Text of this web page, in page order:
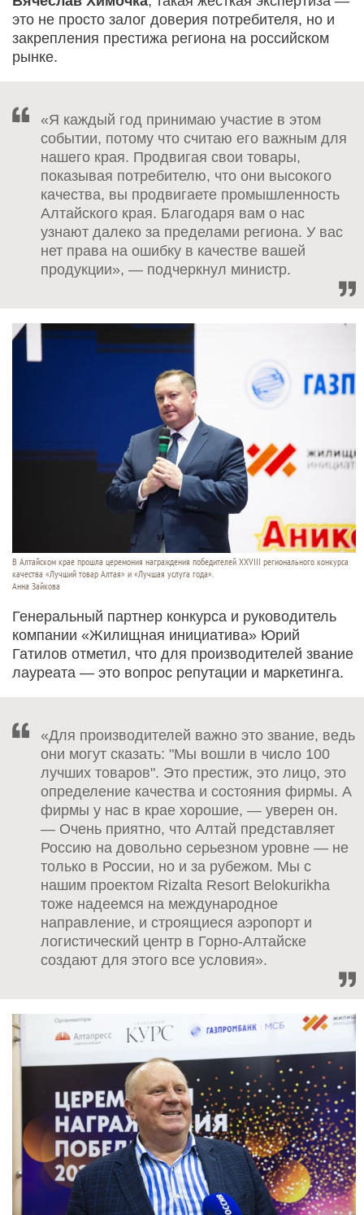
это не просто залог доверия потребителя, но и
закрепления престижа региона на российском
рынке.
«Я каждый год принимаю участие в этом
событии, потому что считаю его важным для
нашего края. Продвигая свои товары,
показывая потребителю, что они высокого
качества, вы продвигаете промышленность
Алтайского края. Благодаря вам о нас
узнают далеко за пределами региона. У вас
нет права на ошибку в качестве вашей
продукции», — подчеркнул министр.
В Алтайском крае прошла церемония награждения победителей XXVIII регионального конкурса
качества «Лучший товар Алтая» и «Лучшая услуга года».
Анна Зайкова
Генеральный партнер конкурса и руководитель
компании «Жилищная инициатива» Юрий
Гатилов отметил, что для производителей звание
лауреата — это вопрос репутации и маркетинга.
«Для производителей важно это звание, ведь
они могут сказать: "Мы вошли в число 100
лучших товаров". Это престиж, это лицо, это
определение качества и состояния фирмы. А
фирмы у нас в крае хорошие, — уверен он.
— Очень приятно, что Алтай представляет
Россию на довольно серьезном уровне — не
только в России, но и за рубежом. Мы с
нашим проектом Rizalta Resort Belokurikha
тоже надеемся на международное
направление, и cтроящиеся аэропорт и
логистический центр в Горно-Алтайске
создают для этого все условия».